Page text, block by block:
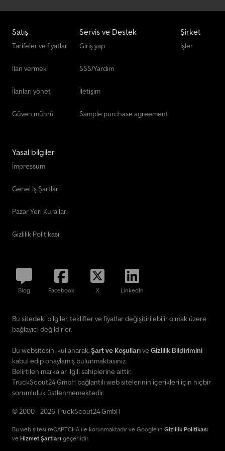
Satış
Tarifeler ve fiyatlar
İlan vermek
İlanları yönet
Güven mührü
Servis ve Destek
Giriş yap
SSS/Yardım
İletişim
Sample purchase agreement
Şirket
İşler
Yasal bilgiler
İmpressum
Genel İş Şartları
Pazar Yeri Kuralları
Gizlilik Politikası
Blog Facebook X LinkedIn
Bu sitedeki bilgiler, teklifler ve fiyatlar değişitirilebilir olmak üzere
bağlayıcı değildirler.
Bu websitesini kullanarak,Şart ve Koşullarıve Gizlilik Bildirimini
kabul edip onaylamış bulunmaktasınız.
Belirtilen markalar ilgili sahiplerine aittir.
TruckScout24 GmbH bağlantılı web sitelerinin içerikleri için hiçbir
sorumluluk üstlenmemektedir.
© 2000 - 2026 TruckScout24 GmbH
Bu web sitesi reCAPTCHA ile korunmaktadır ve Google'ın Gizlilik Politikası
ve Hizmet Şartları geçerlidir.